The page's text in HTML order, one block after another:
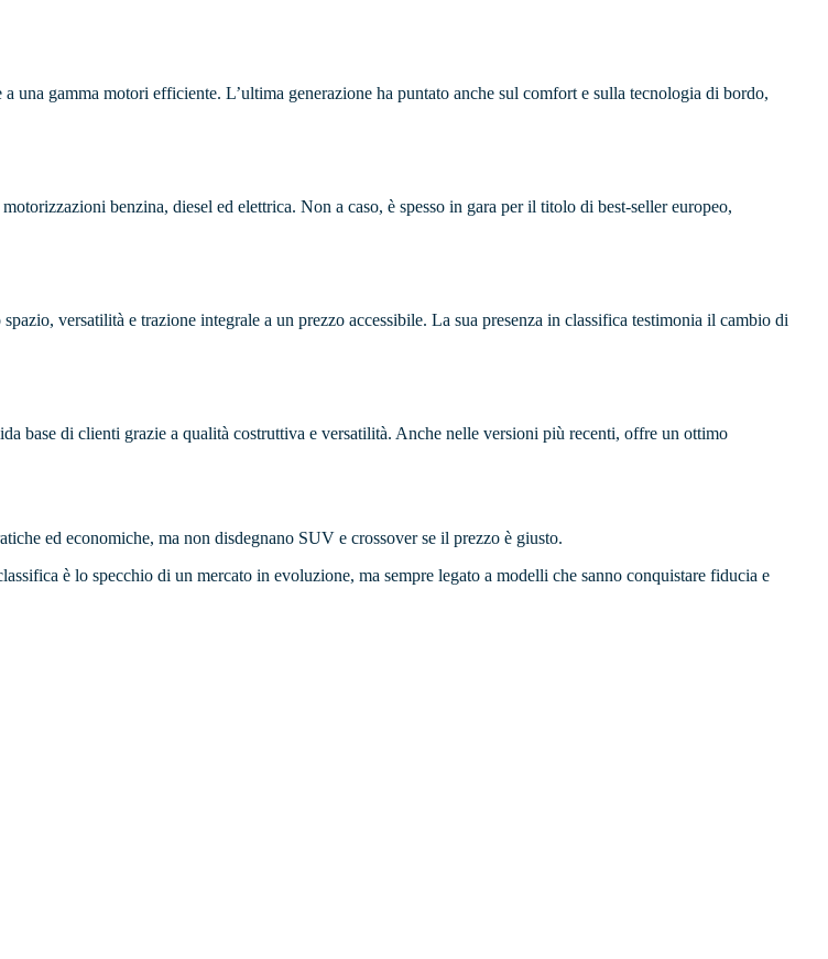
una gamma motori efficiente. L’ultima generazione ha puntato anche sul comfort e sulla tecnologia di bordo,
benzina, diesel ed elettrica. Non a caso, è spesso in gara per il titolo di best-seller europeo,
versatilità e trazione integrale a un prezzo accessibile. La sua presenza in classifica testimonia il cambio di
base di clienti grazie a qualità costruttiva e versatilità. Anche nelle versioni più recenti, offre un ottimo
ed economiche, ma non disdegnano SUV e crossover se il prezzo è giusto.
è lo specchio di un mercato in evoluzione, ma sempre legato a modelli che sanno conquistare fiducia e